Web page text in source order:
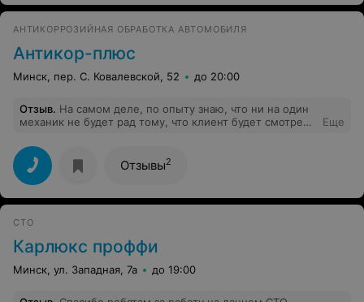
АНТИКОРРОЗИЙНАЯ ОБРАБОТКА АВТОМОБИЛЯ
Антикор-плюс
Минск, пер. С. Ковалевской, 52 до 20:00
Отзыв. На самом деле, по опыту знаю, что ни на один
механик не будет рад тому, что клиент будет смотреть
обработка и др. Начинаются сразу вопросы глупые, у
клиента мнение может сложиться неверное и т.д. Так
что чуваков очень даже понимаю))
Еще
Отзывы2
СТО
Карлюкс проффи
Минск, ул. Западная, 7а до 19:00